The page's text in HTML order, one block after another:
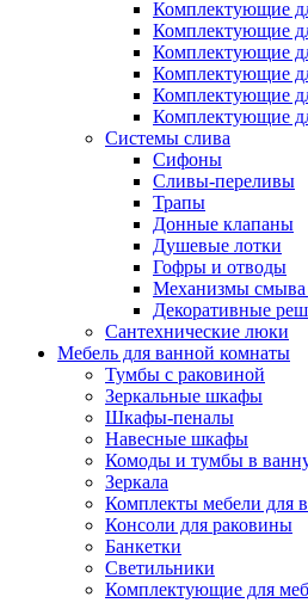
Комплектующие
Комплектующие
Комплектующие
Комплектующие
Комплектующие
Комплектующие
Системы слива
Сифоны
Сливы-переливы
Трапы
Донные клапаны
Душевые лотки
Гофры и отводы
Механизмы смыва
Декоративные
Сантехнические люки
Мебель для ванной комнаты
Тумбы с раковиной
Зеркальные шкафы
Шкафы-пеналы
Навесные шкафы
Комоды и тумбы в
Зеркала
Комплекты мебели для
Консоли для раковины
Банкетки
Светильники
Комплектующие для